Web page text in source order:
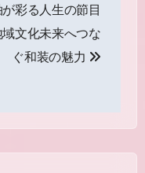
彩る人生の節目
域文化未来へつな
ぐ和装の魅力